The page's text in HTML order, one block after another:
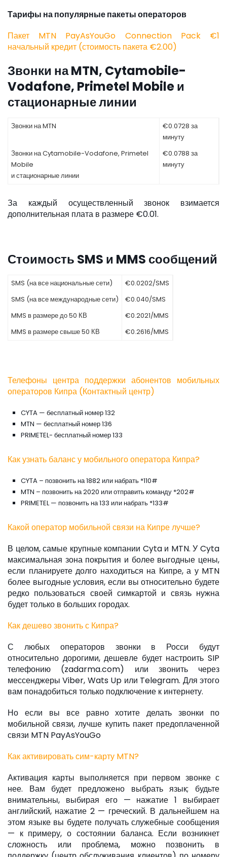
Тарифы на популярные пакеты операторов
Пакет MTN PayAsYouGo Connection Pack €1
начальный кредит (стоимость пакета €2.00)
Звонки на MTN, Cytamobile-
Vodafone, Primetel Mobile и
стационарные линии
Звонки на MTN
€0.0728 за
минуту
Звонки на Cytamobile-Vodafone, Primetel
Mobile
и стационарные линии
€0.0788 за
минуту
За каждый осуществленный звонок взимается
дополнительная плата в размере €0.01.
Стоимость SMS и MMS сообщений
SMS (на все национальные сети)
€0.0202/SMS
SMS (на все международные сети)
€0.040/SMS
MMS в размере до 50 КВ
€0.2021/MMS
MMS в размере свыше 50 КВ
€0.2616/MMS
Телефоны центра поддержки абонентов мобильных
операторов Кипра (Контактный центр)
CYTA — бесплатный номер 132
MTN — бесплатный номер 136
PRIMETEL- бесплатный номер 133
Как узнать баланс у мобильного оператора Кипра?
CYTA – позвонить на 1882 или набрать *110#
MTN – позвонить на 2020 или отправить команду *202#
PRIMETEL — позвонить на 133 или набрать *133#
Какой оператор мобильной связи на Кипре лучше?
В целом, самые крупные компании Cyta и MTN. У Cyta
максимальная зона покрытия и более выгодные цены,
если планируете долго находиться на Кипре, а у MTN
более выгодные условия, если вы относительно будете
редко пользоваться своей симкартой и связь нужна
будет только в больших городах.
Как дешево звонить с Кипра?
С любых операторов звонки в Росси будут
относительно дорогими, дешевле будет настроить SIP
телефонию (zadarma.com) или звонить через
мессенджеры Viber, Wats Up или Telegram. Для этого
вам понадобиться только подключение к интернету.
Но если вы все равно хотите делать звонки по
мобильной связи, лучше купить пакет предоплаченной
связи MTN PayAsYouGo
Как активировать сим-карту MTN?
Активация карты выполняется при первом звонке с
нее. Вам будет предложено выбрать язык; будьте
внимательны, выбирая его — нажатие 1 выбирает
английский, нажатие 2 — греческий. В дальнейшем на
этом языке вы будете получать служебные сообщения
— к примеру, о состоянии баланса. Если возникнет
сложность или проблема, можно позвонить в